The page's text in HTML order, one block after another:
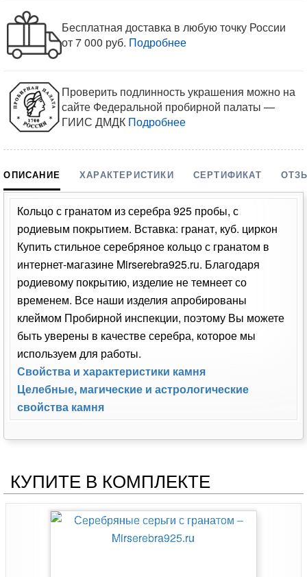
Бесплатная доставка в любую точку России
от 7 000 руб. Подробнее
Проверить подлинность украшения можно на
сайте Федеральной пробирной палаты —
ГИИС ДМДК Подробнее
ОПИСАНИЕ ХАРАКТЕРИСТИКИ СЕРТИФИКАТ
Кольцо с гранатом из серебра 925 пробы, с
родиевым покрытием. Вставка: гранат, куб. циркон
Купить стильное серебряное кольцо с гранатом в
интернет-магазине Mirserebra925.ru. Благодаря
родиевому покрытию, изделие не темнеет со
временем. Все наши изделия апробированы
клеймом Пробирной инспекции, поэтому Вы можете
быть уверены в качестве серебра, которое мы
используем для работы.
Свойства и характеристики камня
Целебные, магические и астрологические
свойства камня
КУПИТЕ В КОМПЛЕКТЕ